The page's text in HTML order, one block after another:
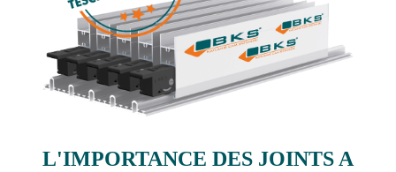
L'IMPORTANCE DES JOINTS A